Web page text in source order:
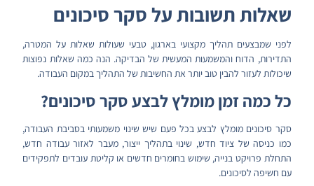
שאלות תשובות על סקר סיכונים
לפני שמבצעים תהליך מקצועי בארגון, טבעי שעולות שאלות על המטרה,
התדירות, הדוח והמשמעות המעשית של הבדיקה. הנה כמה שאלות נפוצות
שיכולות לעזור להבין טוב יותר את החשיבות של התהליך במקום העבודה.
כל כמה זמן מומלץ לבצע סקר סיכונים?
סקר סיכונים מומלץ לבצע בכל פעם שיש שינוי משמעותי בסביבת העבודה,
כמו כניסה של ציוד חדש, שינוי בתהליך ייצור, מעבר לאזור עבודה חדש,
התחלת פרויקט בנייה, שימוש בחומרים חדשים או קליטת עובדים לתפקידים
עם חשיפה לסיכונים.